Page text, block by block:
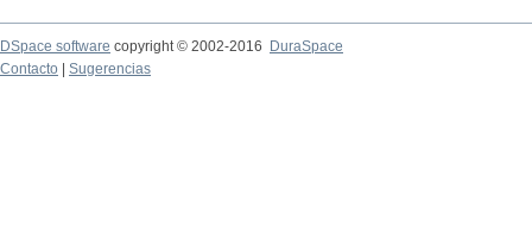
DSpace software copyright © 2002-2016
DuraSpace
Contacto
Sugerencias